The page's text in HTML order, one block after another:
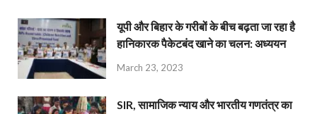
यूपी और बिहार के गरीबों के बीच बढ़ता जा रहा है
हानिकारक पैकेटबंद खाने का चलन: अध्ययन
March 23, 2023
SIR, सामाजिक न्याय और भारतीय गणतंत्र का